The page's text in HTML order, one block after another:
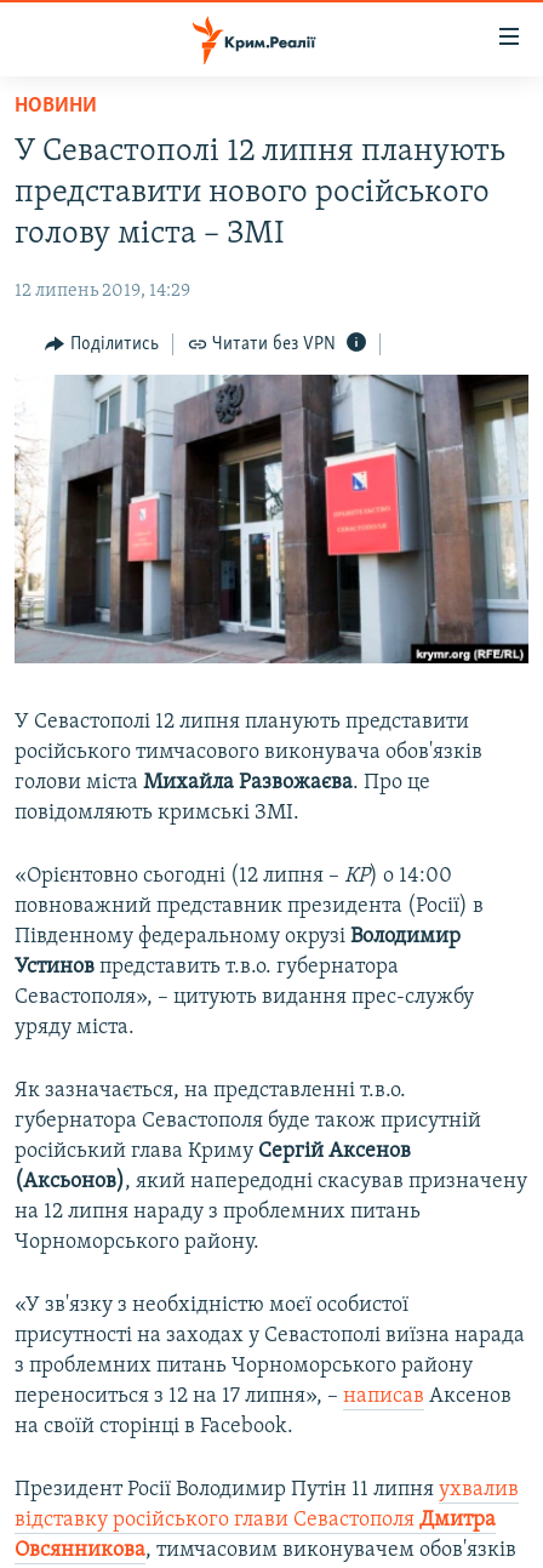
Перейти
основного
матеріалу
Перейти
до
основної
Перейти
пошуку
ВІДЕО ТА ФОТО
БЛОГИ
ПОГЛЯД
ІНТЕРВ'Ю
ВСЕ ЗА ДЕНЬ
СПЕЦПРОЕКТИ
ДЕПОРТАЦІЯ
ВІДЕОУРОКИ «ELIFBE»
СВІДЧЕННЯ ОКУПАЦІЇ
УКРАЇНСЬКА ПРОБЛЕМА КРИМУ
ЯК ОБІЙТИ БЛОКУВАННЯ
Русский
Qırımtatar
Усі сайти RFE/RL
НОВИНИ
У Севастополі 12 липня планують
представити нового російського
голову міста – ЗМІ
12 липень 2019, 14:29
Поділитись Читати без VPN
У Севастополі 12 липня планують представити
російського тимчасового виконувача обов'язків
голови міста Михайла Развожаєва. Про це
повідомляють кримські ЗМІ.
«Орієнтовно сьогодні (12 липня – КР) о 14:00
повноважний представник президента (Росії) в
Південному федеральному окрузі Володимир
Устинов представить т.в.о. губернатора
Севастополя», – цитують видання прес-службу
уряду міста.
Як зазначається, на представленні т.в.о.
губернатора Севастополя буде також присутній
російський глава Криму Сергій Аксенов
(Аксьонов), який напередодні скасував призначену
на 12 липня нараду з проблемних питань
Чорноморського району.
«У зв'язку з необхідністю моєї особистої
присутності на заходах у Севастополі виїзна нарада
з проблемних питань Чорноморського району
переноситься з 12 на 17 липня», – написав Аксенов
на своїй сторінці в Facebook.
Президент Росії Володимир Путін 11 липня ухвалив
відставку російського глави Севастополя Дмитра
Овсянникова, тимчасовим виконувачем обов'язків